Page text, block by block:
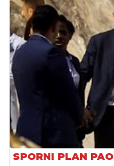
SPORNI PLAN PAO